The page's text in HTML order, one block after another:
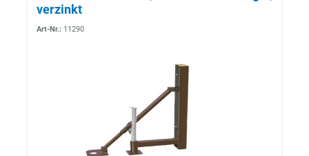
verzinkt
Art-Nr.: 11290